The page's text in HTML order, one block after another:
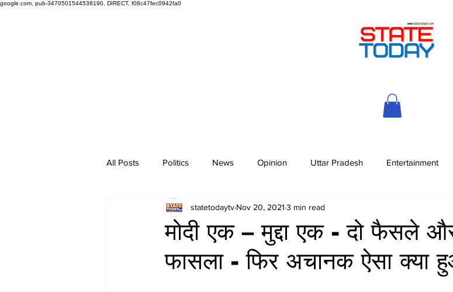
google.com, pub-3470501544538190, DIRECT, f08c47fec0942fa0
All Posts Politics News Opinion Uttar Pradesh Entertainment
मोदी एक – मुद्दा एक - दो फैसले
फासला - फिर अचानक ऐसा क्या
statetodaytv Nov 20, 2021 3 min read